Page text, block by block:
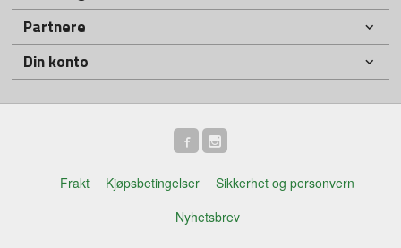
Partnere
Din konto
Frakt Kjøpsbetingelser
Sikkerhet og personvern
Nyhetsbrev